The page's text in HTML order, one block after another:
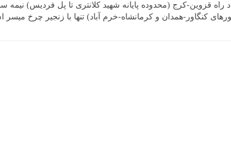
راه قزوین-کرج (محدوده پایانه شهید کلانتری تا پل فردیس)
کنگاور-همدان و کرمانشاه-خرم آباد) تنها با زنجیر چرخ میسر